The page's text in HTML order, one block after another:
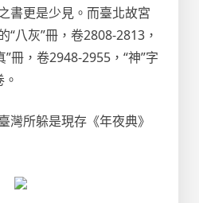
書更是少見。而臺北故宮
“八灰”冊，卷2808-2813，
”冊，卷2948-2955，“神”字
灣所躲是現存《年夜典》